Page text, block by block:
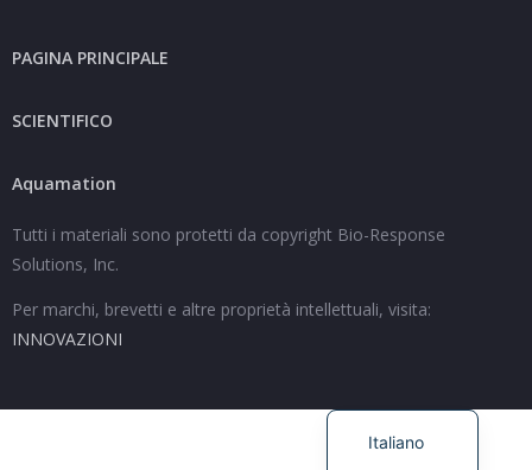
PAGINA PRINCIPALE
SCIENTIFICO
Aquamation
Tutti i materiali sono protetti da copyright Bio-Response
Solutions, Inc.
Per marchi, brevetti e altre proprietà intellettuali, visita:
INNOVAZIONI
Italiano
Français
Polski